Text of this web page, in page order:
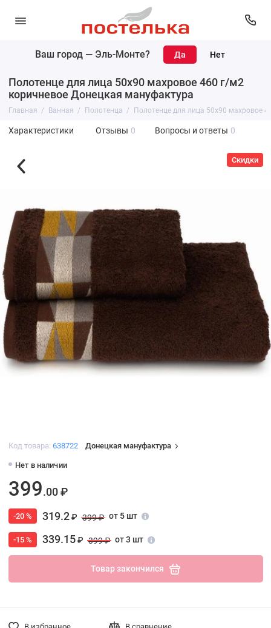
Ваш город — Эль-Монте?
Полотенце для лица 50х90 махровое 460 г/м2
коричневое Донецкая мануфактура
Главная Ванная Полотенца Полотенце для лица 50х90 махровое
Характеристики Отзывы 0 Вопросы и ответы 0
Скидки
Код товара: 638722 Донецкая мануфактура
Нет в наличии
399.00 ₽
-20 % 319.2₽ 399 ₽ от 5 шт
-15 % 339.15₽ 399 ₽ от 3 шт
Товар закончился